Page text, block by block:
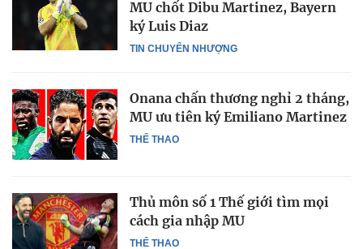
TIN CHUYỂN NHƯỢNG
MU chốt Dibu Martinez, Bayern
ký Luis Diaz
THỂ THAO
Onana chấn thương nghỉ 2 tháng,
MU ưu tiên ký Emiliano Martinez
THỂ THAO
Thủ môn số 1 Thế giới tìm mọi
cách gia nhập MU